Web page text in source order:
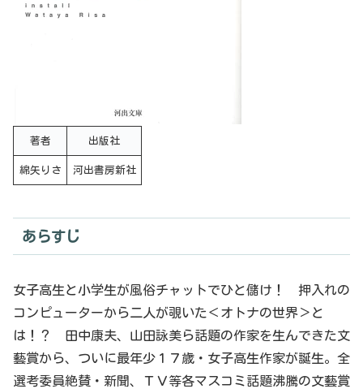
著者 出版社
綿矢りさ 河出書房新社
あらすじ
女子高生と小学生が風俗チャットでひと儲け！ 押入れの
コンピューターから二人が覗いた＜オトナの世界＞と
は！？ 田中康夫、山田詠美ら話題の作家を生んできた文
藝賞から、ついに最年少１７歳・女子高生作家が誕生。全
選考委員絶賛・新聞、ＴＶ等各マスコミ話題沸騰の文藝賞